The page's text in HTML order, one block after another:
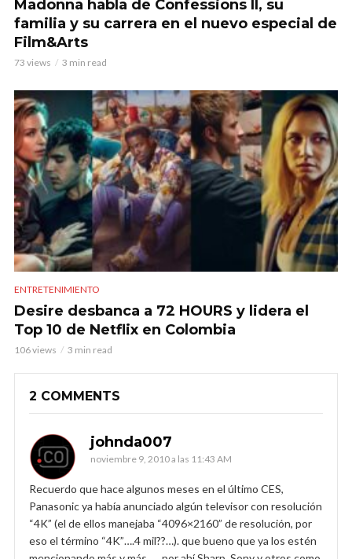
Madonna habla de Confessions II, su
familia y su carrera en el nuevo especial de
Film&Arts
73 views 3 min read
ENTRETENIMIENTO
Desire desbanca a 72 HOURS y lidera el
Top 10 de Netflix en Colombia
106 views 3 min read
2 COMMENTS
johnda007
noviembre 9, 2010 a las 11:43 AM
Recuerdo que hace algunos meses en el último CES,
Panasonic ya había anunciado algún televisor con resolución
“4K” (el de ellos manejaba “4096×2160” de resolución, por
eso el término “4K”….4 mil??…). que bueno que ya los estén